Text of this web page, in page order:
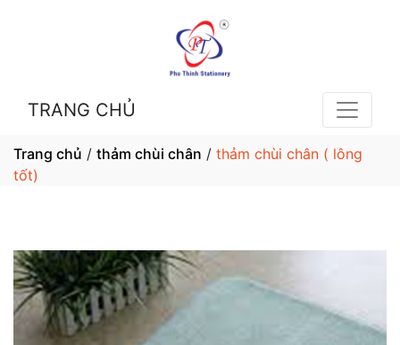
TRANG CHỦ
Trang chủ / thảm chùi chân / thảm chùi chân ( lông
tốt)